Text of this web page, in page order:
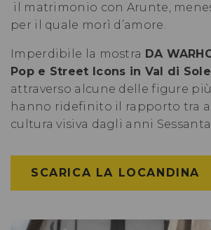
il matrimonio con Arunte,
per il quale morì d’amore.
Imperdibile la mostra DA
Pop e Street Icons in Val di Sole
attraverso alcune delle figure
hanno ridefinito il rapporto tra
cultura visiva dagli anni
SCARICA LA LOCANDINA